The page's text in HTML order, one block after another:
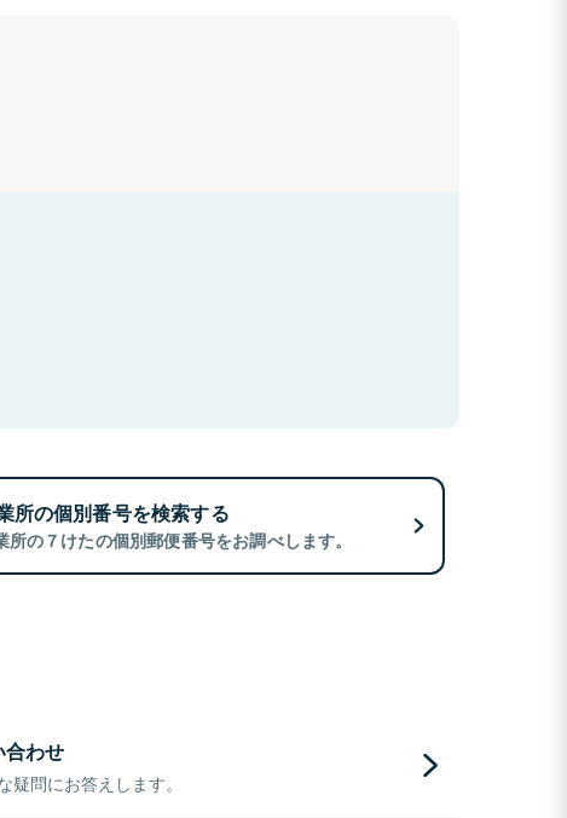
所の個別番号を検索する
所の７けたの個別郵便番号をお調べします。
合わせ
問にお答えします。